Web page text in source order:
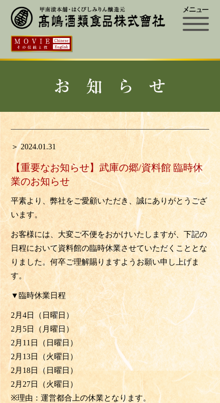
＞ 2024.01.31
【重要なお知らせ】武庫の郷/資料館 臨時休
業のお知らせ
平素より、弊社をご愛顧いただき、誠にありがとうござ
います。
お客様には、大変ご不便をおかけいたしますが、下記の
日程において資料館の臨時休業させていただくこととな
りました。何卒ご理解賜りますようお願い申し上げま
す。
▼臨時休業日程
2月4日（日曜日）
2月5日（月曜日）
2月11日（日曜日）
2月13日（火曜日）
2月18日（日曜日）
2月27日（火曜日）
※理由：運営都合上の休業となります。